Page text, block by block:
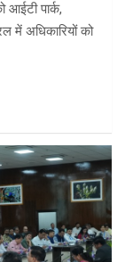
आईटी पार्क,
में अधिकारियों को